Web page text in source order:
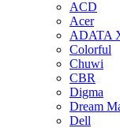
ACD
Acer
ADATA
Colorful
Chuwi
CBR
Digma
Dream
Dell